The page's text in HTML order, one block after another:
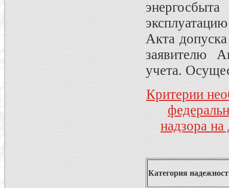
Акта
заявителю
учета.
Критерии
надзора
Категория